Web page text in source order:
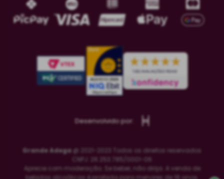
Desenvolvido por:
Grande Adega @ 2021-2023 Todos os direitos reservados
CNPJ: 26.253.785/0001-06
Aprecie com moderação. Se beber, não dirija. A venda de
bebidas alcoólicas é proibida para menores de 18 anos.